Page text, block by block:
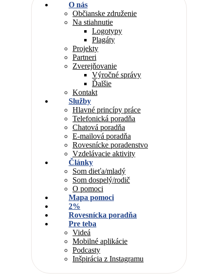
O nás
Občianske združenie
Na stiahnutie
Logotypy
Plagáty
Projekty
Partneri
Zverejňovanie
Výročné správy
Ďalšie
Kontakt
Služby
Hlavné princípy práce
Telefonická poradňa
Chatová poradňa
E-mailová poradňa
Rovesnícke poradenstvo
Vzdelávacie aktivity
Články
Som dieťa/mladý
Som dospelý/rodič
O pomoci
Mapa pomoci
2%
Rovesnícka poradňa
Pre teba
Videá
Mobilné aplikácie
Podcasty
Inšpirácia z Instagramu